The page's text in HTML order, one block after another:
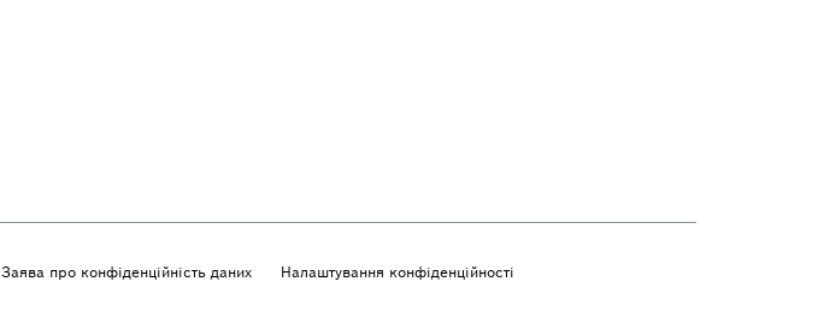
Заява про конфіденційність даних Налаштування конфіденційності